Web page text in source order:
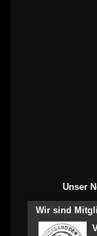
Unser
Wir sind